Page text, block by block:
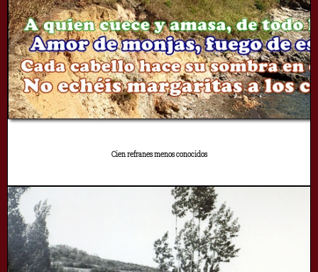
Cien refranes menos conocidos